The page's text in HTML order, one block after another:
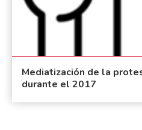
Mediatización de la
durante el 2017